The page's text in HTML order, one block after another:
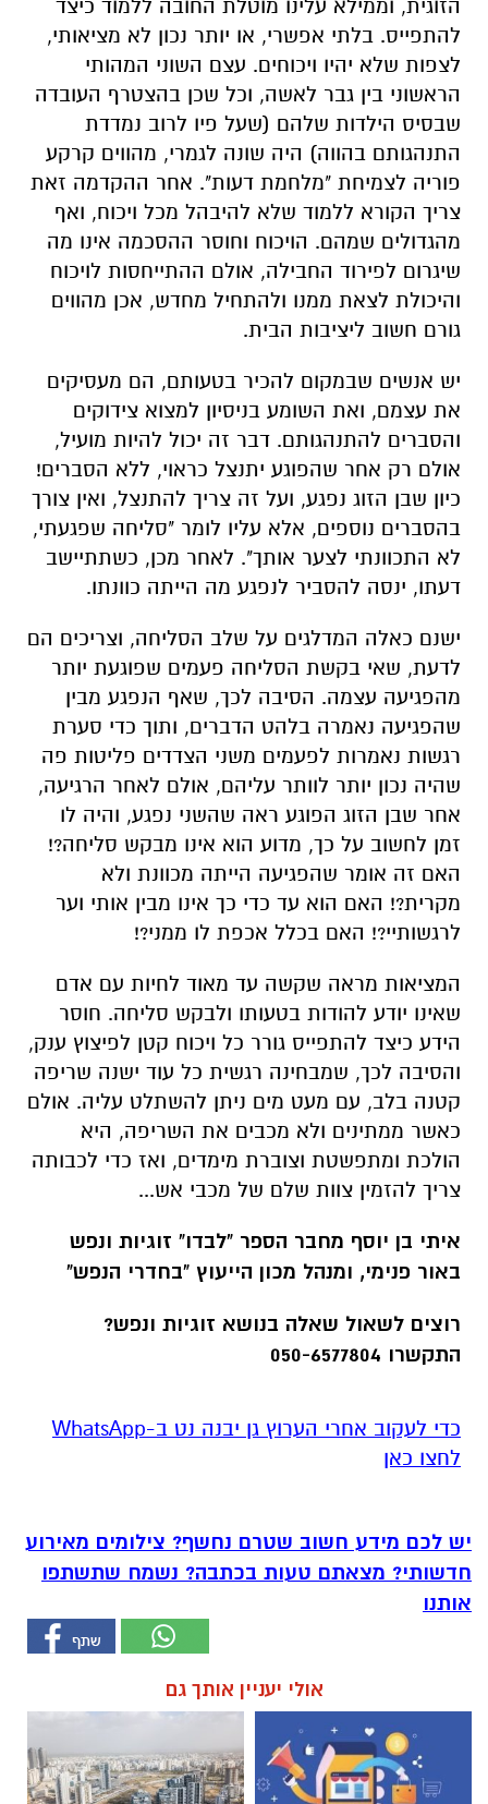
הזוגית, וממילא עלינו מוטלת החובה ללמוד כיצד
להתפייס. בלתי אפשרי, או יותר נכון לא מציאותי,
לצפות שלא יהיו ויכוחים. עצם השוני המהותי
הראשוני בין גבר לאשה, וכל שכן בהצטרף העובדה
שבסיס הילדות שלהם (שעל פיו לרוב נמדדת
התנהגותם בהווה) היה שונה לגמרי, מהווים קרקע
פוריה לצמיחת "מלחמת דעות". אחר ההקדמה זאת
צריך הקורא ללמוד שלא להיבהל מכל ויכוח, ואף
מהגדולים שמהם. הויכוח וחוסר ההסכמה אינו מה
שיגרום לפירוד החבילה, אולם ההתייחסות לויכוח
והיכולת לצאת ממנו ולהתחיל מחדש, אכן מהווים
גורם חשוב ליציבות הבית.
יש אנשים שבמקום להכיר בטעותם, הם מעסיקים
את עצמם, ואת השומע בניסיון למצוא צידוקים
והסברים להתנהגותם. דבר זה יכול להיות מועיל,
אולם רק אחר שהפוגע יתנצל כראוי, ללא הסברים!
כיון שבן הזוג נפגע, ועל זה צריך להתנצל, ואין צורך
בהסברים נוספים, אלא עליו לומר "סליחה שפגעתי,
לא התכוונתי לצער אותך". לאחר מכן, כשתתיישב
דעתו, ינסה להסביר לנפגע מה הייתה כוונתו.
ישנם כאלה המדלגים על שלב הסליחה, וצריכים הם
לדעת, שאי בקשת הסליחה פעמים שפוגעת יותר
מהפגיעה עצמה. הסיבה לכך, שאף הנפגע מבין
שהפגיעה נאמרה בלהט הדברים, ותוך כדי סערת
רגשות נאמרות לפעמים משני הצדדים פליטות פה
שהיה נכון יותר לוותר עליהם, אולם לאחר הרגיעה,
אחר שבן הזוג הפוגע ראה שהשני נפגע, והיה לו
זמן לחשוב על כך, מדוע הוא אינו מבקש סליחה?!
האם זה אומר שהפגיעה הייתה מכוונת ולא
מקרית?! האם הוא עד כדי כך אינו מבין אותי וער
לרגשותיי?! האם בכלל אכפת לו ממני?!
המציאות מראה שקשה עד מאוד לחיות עם אדם
שאינו יודע להודות בטעותו ולבקש סליחה. חוסר
הידע כיצד להתפייס גורר כל ויכוח קטן לפיצוץ ענק,
והסיבה לכך, שמבחינה רגשית כל עוד ישנה שריפה
קטנה בלב, עם מעט מים ניתן להשתלט עליה. אולם
כאשר ממתינים ולא מכבים את השריפה, היא
הולכת ומתפשטת וצוברת מימדים, ואז כדי לכבותה
צריך להזמין צוות שלם של מכבי אש...
איתי בן יוסף מחבר הספר "לבדו" זוגיות ונפש
באור פנימי, ומנהל מכון הייעוץ "בחדרי הנפש"
רוצים לשאול שאלה בנושא זוגיות ונפש?
התקשרו 050-6577804
‏כדי לעקוב אחרי הערוץ גן יבנה נט ב-WhatsApp
לחצו כאן
יש לכם מידע חשוב שטרם נחשף? צילומים מאירוע
חדשותי? מצאתם טעות בכתבה? נשמח שתשתפו
אותנו
אולי יעניין אותך גם